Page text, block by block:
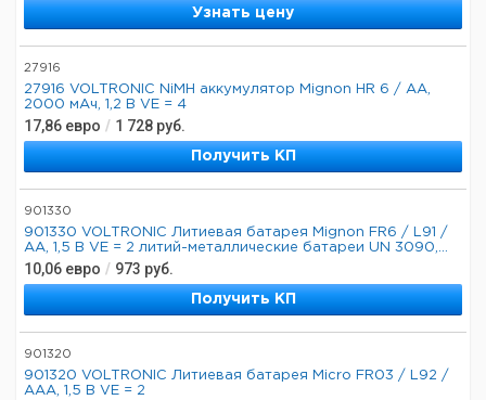
Узнать цену
27916
27916 VOLTRONIC NiMH аккумулятор Mignon HR 6 / AA,
2000 мАч, 1,2 В VE = 4
17,86 евро / 1 728 руб.
Получить КП
901330
901330 VOLTRONIC Литиевая батарея Mignon FR6 / L91 /
AA, 1,5 В VE = 2 литий-металлические батареи UN 3090,...
10,06 евро / 973 руб.
Получить КП
901320
901320 VOLTRONIC Литиевая батарея Micro FR03 / L92 /
AAA, 1,5 В VE = 2